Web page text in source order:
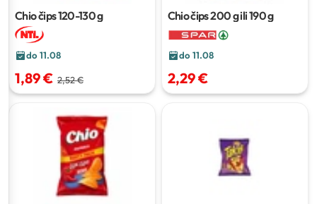
Chio čips120-130 g
do 11.08
1,89 € 2,52 €
Chio čips200 g ili 190 g
do 11.08
2,29 €